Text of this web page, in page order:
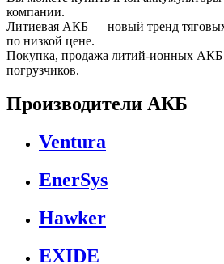
компании.
Литиевая АКБ — новый тренд
по низкой цене.
Покупка, продажа литий-ионных АКБ
погрузчиков.
Производители АКБ
Ventura
EnerSys
Hawker
EXIDE